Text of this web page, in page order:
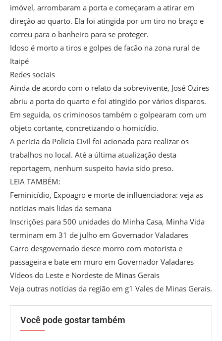
imóvel, arrombaram a porta e começaram a atirar em
direção ao quarto. Ela foi atingida por um tiro no braço e
correu para o banheiro para se proteger.
Idoso é morto a tiros e golpes de facão na zona rural de
Itaipé
Redes sociais
Ainda de acordo com o relato da sobrevivente, José Ozires
abriu a porta do quarto e foi atingido por vários disparos.
Em seguida, os criminosos também o golpearam com um
objeto cortante, concretizando o homicídio.
A perícia da Polícia Civil foi acionada para realizar os
trabalhos no local. Até a última atualização desta
reportagem, nenhum suspeito havia sido preso.
LEIA TAMBÉM:
Feminicídio, Expoagro e morte de influenciadora: veja as
notícias mais lidas da semana
Inscrições para 500 unidades do Minha Casa, Minha Vida
terminam em 31 de julho em Governador Valadares
Carro desgovernado desce morro com motorista e
passageira e bate em muro em Governador Valadares
Vídeos do Leste e Nordeste de Minas Gerais
Veja outras notícias da região em g1 Vales de Minas Gerais.
Você pode gostar também